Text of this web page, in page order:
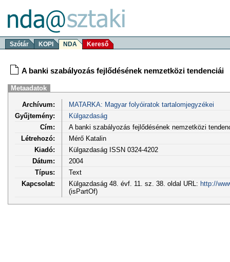
Szótár KOPI NDA Kereső
A banki szabályozás fejlődésének nemzetközi tendenciái
Metaadatok
Archívum:
MATARKA: Magyar folyóiratok tartalomjegyzékei
Gyűjtemény:
Külgazdaság
Cím:
A banki szabályozás fejlődésének nemzetközi
Létrehozó:
Mérő Katalin
Kiadó:
Külgazdaság ISSN 0324-4202
Dátum:
2004
Típus:
Text
Kapcsolat:
Külgazdaság 48. évf. 11. sz. 38. oldal URL: http://
(isPartOf)